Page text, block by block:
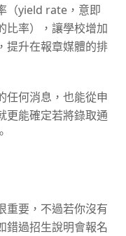
（yield rate，意即
比率），讓學校增加
提升在報章媒體的排
任何消息，也能從申
更能確定若將錄取通
重要，不過若你沒有
錯過招生說明會報名